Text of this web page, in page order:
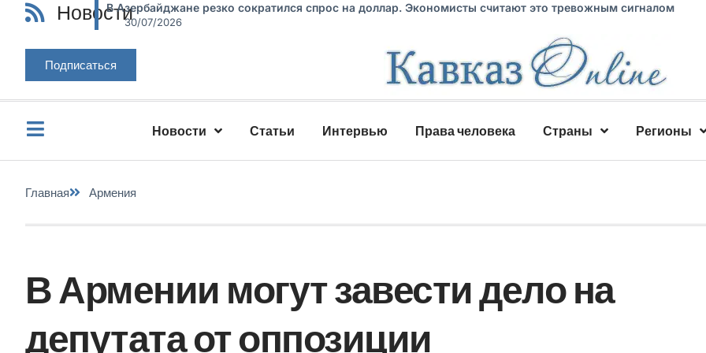
НовостиВ Азербайджане резко сократился спрос на доллар. Экономисты считают это тревожным сигналом
30/07/2026
Подписаться
Новости Статьи Интервью Права человека Страны Регионы
Главная Армения
В Армении могут завести дело на
депутата от оппозиции